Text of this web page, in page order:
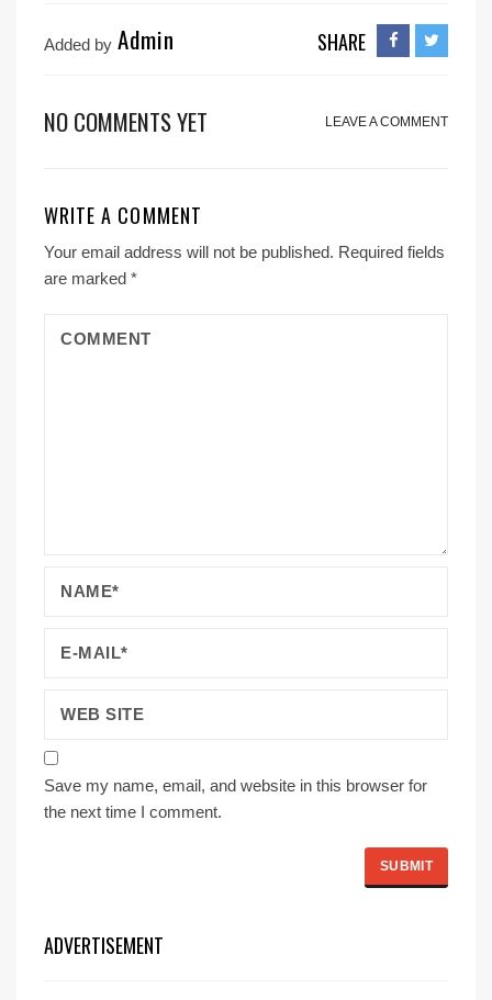
Added by Admin SHARE
NO COMMENTS YET LEAVE A COMMENT
WRITE A COMMENT
Your email address will not be published. Required fields
are marked *
Save my name, email, and website in this browser for
the next time I comment.
ADVERTISEMENT